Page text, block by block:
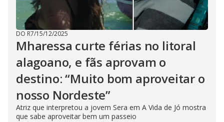
DO R7/15/12/2025
Mharessa curte férias no litoral
alagoano, e fãs aprovam o
destino: “Muito bom aproveitar o
nosso Nordeste”
Atriz que interpretou a jovem Sera em A Vida de Jó mostra
que sabe aproveitar bem um passeio